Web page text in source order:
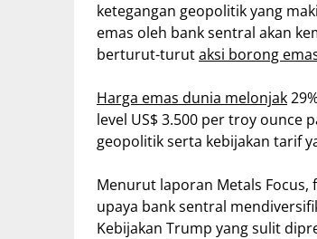
ketegangan geopolitik yang
emas oleh bank sentral akan
berturut-turutaksi borong
Harga emas dunia melonjak
level US$ 3.500 per troy ounce
geopolitik serta kebijakan tarif
Menurut laporan Metals
upaya bank sentral
Kebijakan Trump yang sulit